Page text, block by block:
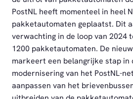
PostNL heeft momenteel in heel
pakketautomaten geplaatst. Dit
verwachting in de loop van 2024
1200 pakketautomaten. De
markeert een belangrijke stap in
modernisering van het PostNL-
aanpassen van het